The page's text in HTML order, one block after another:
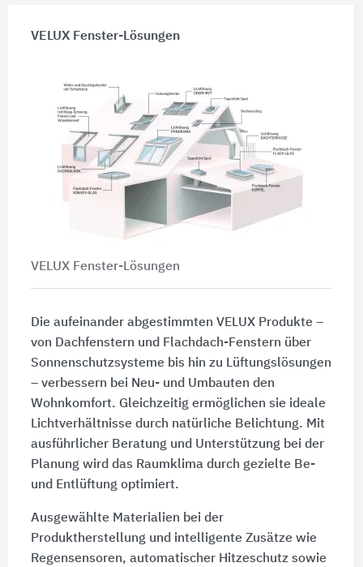
VELUX Fenster-Lösungen
VELUX Fenster-Lösungen
Die aufeinander abgestimmten VELUX Produkte –
von Dachfenstern und Flachdach-Fenstern über
Sonnenschutzsysteme bis hin zu Lüftungslösungen
– verbessern bei Neu- und Umbauten den
Wohnkomfort. Gleichzeitig ermöglichen sie ideale
Lichtverhältnisse durch natürliche Belichtung. Mit
ausführlicher Beratung und Unterstützung bei der
Planung wird das Raumklima durch gezielte Be-
und Entlüftung optimiert.
Ausgewählte Materialien bei der
Produktherstellung und intelligente Zusätze wie
Regensensoren, automatischer Hitzeschutz sowie